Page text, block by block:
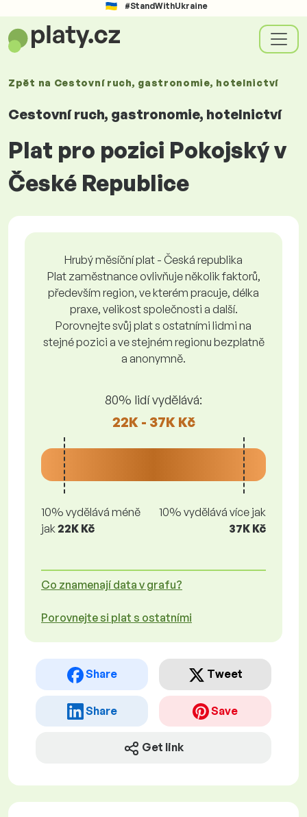
#StandWithUkraine
Zpět na Cestovní ruch, gastronomie, hotelnictví
Cestovní ruch, gastronomie, hotelnictví
Plat pro pozici Pokojský v
České Republice
Hrubý měsíční plat - Česká republika
Plat zaměstnance ovlivňuje několik faktorů,
především region, ve kterém pracuje, délka
praxe, velikost společnosti a další.
Porovnejte svůj plat s ostatními lidmi na
stejné pozici a ve stejném regionu bezplatně
a anonymně.
80% lidí vydělává:
22K - 37K Kč
10% vydělává méně
jak22K Kč
10% vydělává více jak
37K Kč
Co znamenají data v grafu?
Porovnejte si plat s ostatními
Share Tweet
Share Save
Get link